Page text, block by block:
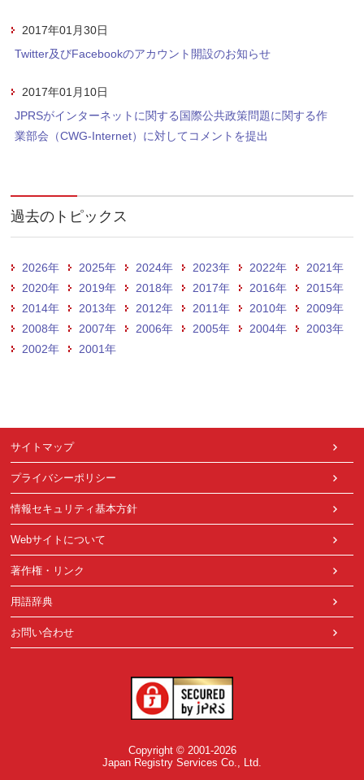
2017年01月30日
Twitter及びFacebookのアカウント開設のお知らせ
2017年01月10日
JPRSがインターネットに関する国際公共政策問題に関する作
業部会（CWG-Internet）に対してコメントを提出
過去のトピックス
2026年 2025年 2024年 2023年 2022年
2021年
2020年
2019年 2018年 2017年 2016年
2015年
2014年
2013年 2012年 2011年 2010年
2009年
2008年
2007年 2006年 2005年 2004年
2003年
2002年
2001年
サイトマップ
プライバシーポリシー
情報セキュリティ基本方針
Webサイトについて
著作権・リンク
用語辞典
お問い合わせ
Copyright © 2001-2026
Japan Registry Services Co., Ltd.